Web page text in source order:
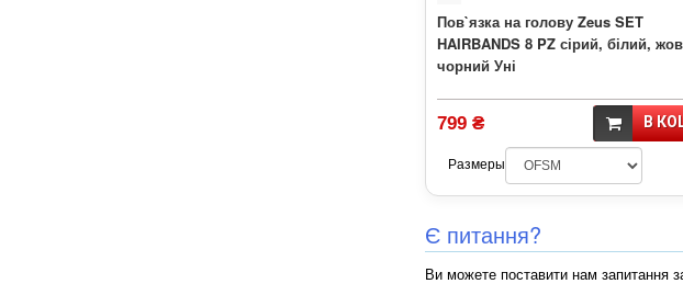
Пов`язка на голову Zeus SET
HAIRBANDS 8 PZ сірий, білий,
чорний Уні
799 ₴ В
Размеры
Є питання?
Ви можете поставити нам запитання